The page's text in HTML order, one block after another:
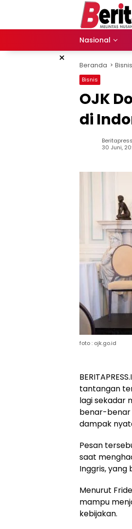
Nasional
× Beranda Bisnis
Bisnis
OJK
di
Beritapress
30 Juni,
foto : ojk.go.id
tantangan
lagi sekadar
benar-benar
dampak
Pesan
saat
Inggris, yang
Menurut
mampu
kebijakan.